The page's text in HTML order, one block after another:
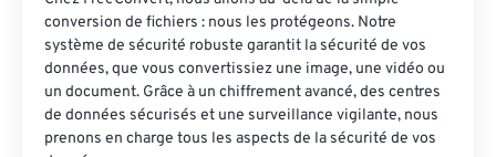
conversion de fichiers : nous les protégeons. Notre
système de sécurité robuste garantit la sécurité de vos
données, que vous convertissiez une image, une vidéo ou
un document. Grâce à un chiffrement avancé, des centres
de données sécurisés et une surveillance vigilante, nous
prenons en charge tous les aspects de la sécurité de vos